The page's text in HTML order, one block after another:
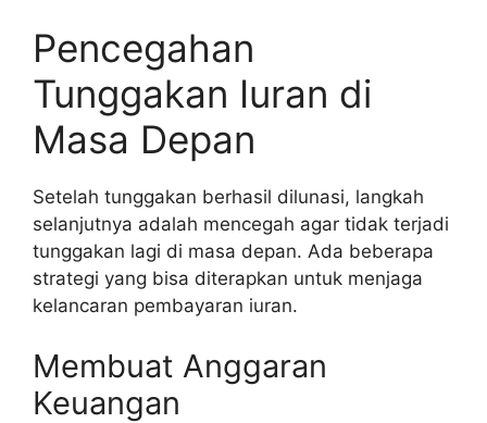
Pencegahan
Tunggakan Iuran di
Masa Depan
Setelah tunggakan berhasil dilunasi, langkah
selanjutnya adalah mencegah agar tidak terjadi
tunggakan lagi di masa depan. Ada beberapa
strategi yang bisa diterapkan untuk menjaga
kelancaran pembayaran iuran.
Membuat Anggaran
Keuangan